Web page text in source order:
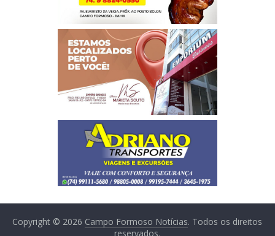
Copyright © 2026 Campo Formoso Notícias. Todos os direitos
reservados.